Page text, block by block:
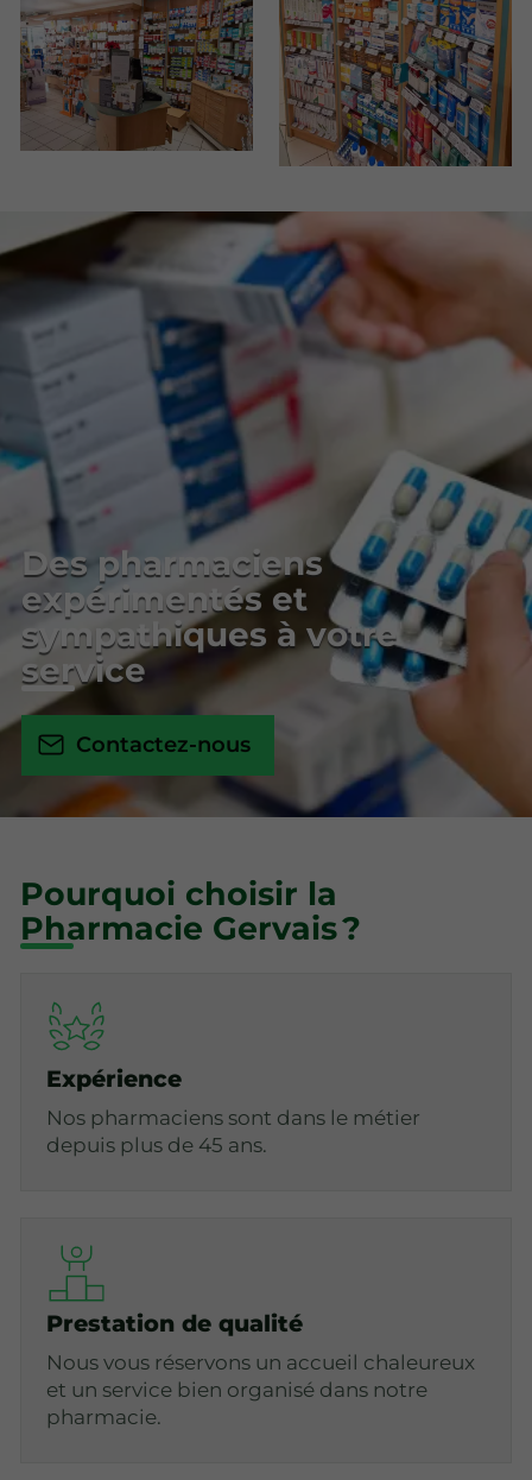
Des pharmaciens
expérimentés et
sympathiques à votre
service
Contactez-nous
Pourquoi choisir la
Pharmacie Gervais ?
Expérience
Nos pharmaciens sont dans le métier
depuis plus de 45 ans.
Prestation de qualité
Nous vous réservons un accueil chaleureux
et un service bien organisé dans notre
pharmacie.